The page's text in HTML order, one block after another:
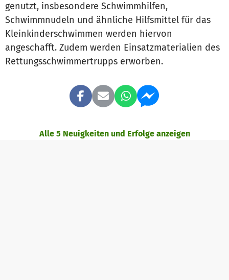
genutzt, insbesondere Schwimmhilfen,
Schwimmnudeln und ähnliche Hilfsmittel für das
Kleinkinderschwimmen werden hiervon
angeschafft. Zudem werden Einsatzmaterialien des
Rettungsschwimmertrupps erworben.
Alle 5 Neuigkeiten und Erfolge anzeigen